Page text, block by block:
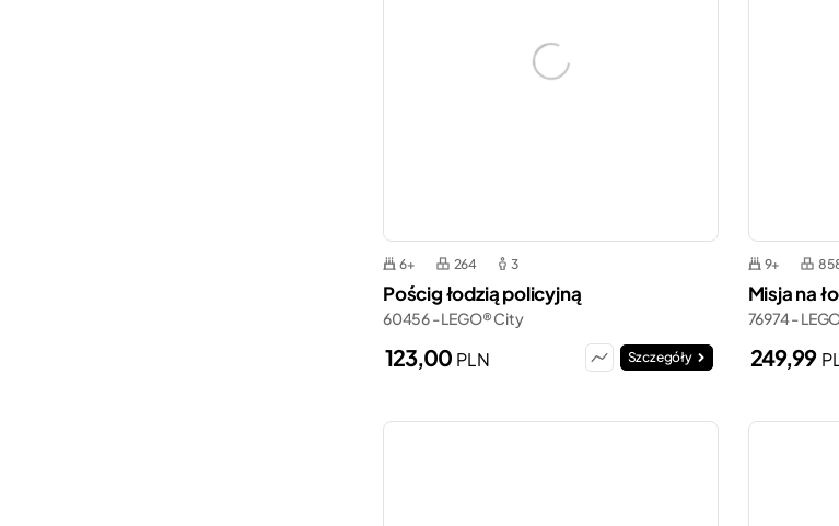
6+ 264 3
Pościg łodzią policyjną
60456 - LEGO® City
123,00 PLN Szczegóły
9+
Misja na
76974 -
249,99